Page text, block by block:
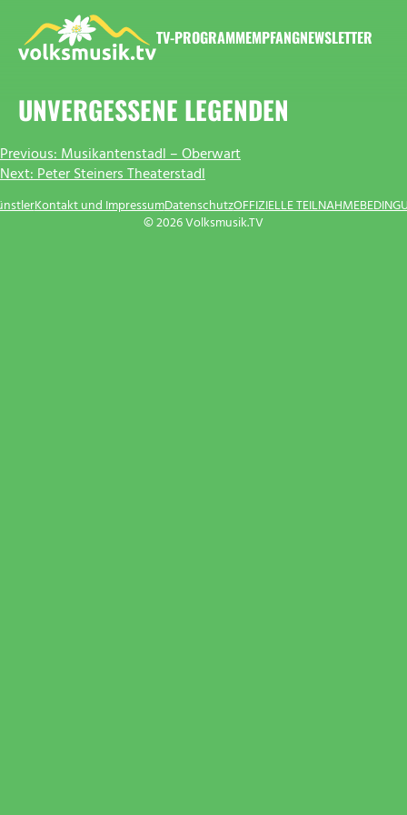
Inhalt
springen
TV-PROGRAMMEMPFANGNEWSLETTER
UNVERGESSENE LEGENDEN
BEITRAGSNAVIGATION
Previous:Musikantenstadl – Oberwart
Next:Peter Steiners Theaterstadl
© 2026 Volksmusik.TV
Kontakt und ImpressumDatenschutzOFFIZIELLE